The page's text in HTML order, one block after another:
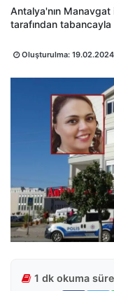
Antalya'nın Manavgat
tarafından
Oluşturulma:
1 dk okuma